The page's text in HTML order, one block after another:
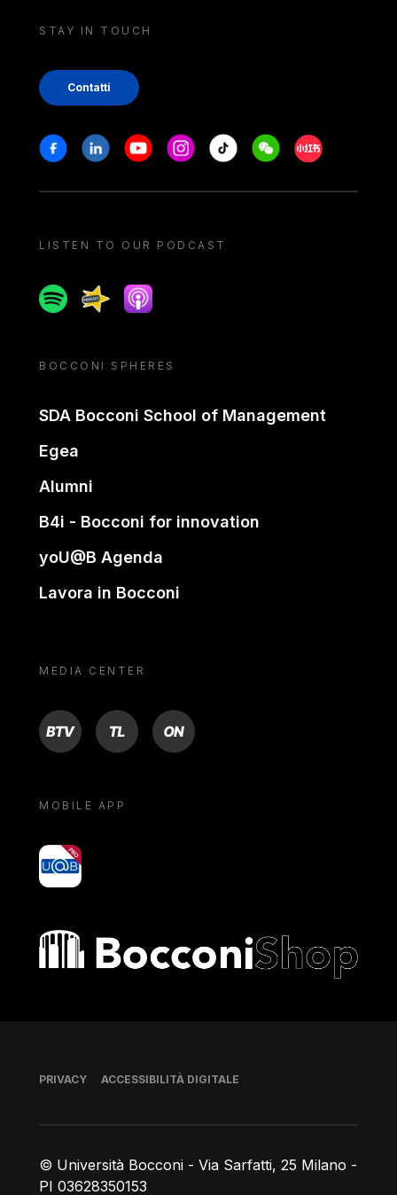
STAY IN TOUCH
Contatti
Stay in touch
FacebookLinkedinYoutubeInstagram
Tiktok WeechatXiaohongshu/
LISTEN TO OUR PODCAST
SpotifySpreakerApple podcast
BOCCONI SPHERES
SDA Bocconi School of Management
Egea
Alumni
B4i - Bocconi for innovation
yoU@B Agenda
Lavora in Bocconi
MEDIA CENTER
BTV TL ON
MOBILE APP
yoU@B
Bocconi shop
© Università Bocconi - Via Sarfatti, 25 Milano -
PI 03628350153
Piè di pagina
PRIVACY ACCESSIBILITÀ DIGITALE